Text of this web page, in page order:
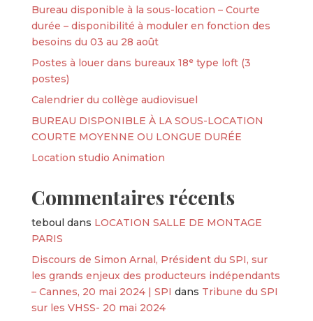
Bureau disponible à la sous-location – Courte
durée – disponibilité à moduler en fonction des
besoins du 03 au 28 août
Postes à louer dans bureaux 18ᵉ type loft (3
postes)
Calendrier du collège audiovisuel
BUREAU DISPONIBLE À LA SOUS-LOCATION
COURTE MOYENNE OU LONGUE DURÉE
Location studio Animation
Commentaires récents
teboul dans LOCATION SALLE DE MONTAGE
PARIS
Discours de Simon Arnal, Président du SPI, sur
les grands enjeux des producteurs indépendants
– Cannes, 20 mai 2024 | SPI dans Tribune du SPI
sur les VHSS- 20 mai 2024